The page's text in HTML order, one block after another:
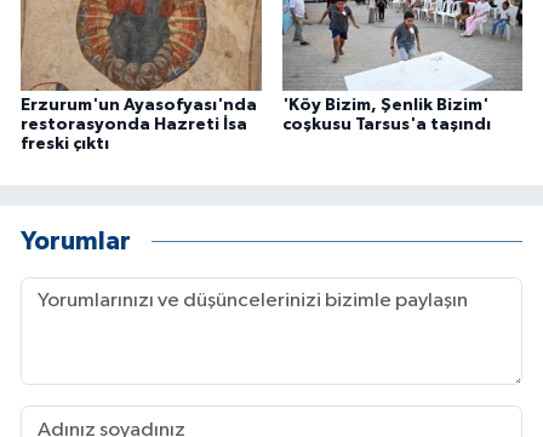
Erzurum'un Ayasofyası'nda
restorasyonda Hazreti İsa
freski çıktı
'Köy Bizim, Şenlik Bizim'
coşkusu Tarsus'a taşındı
Yorumlar